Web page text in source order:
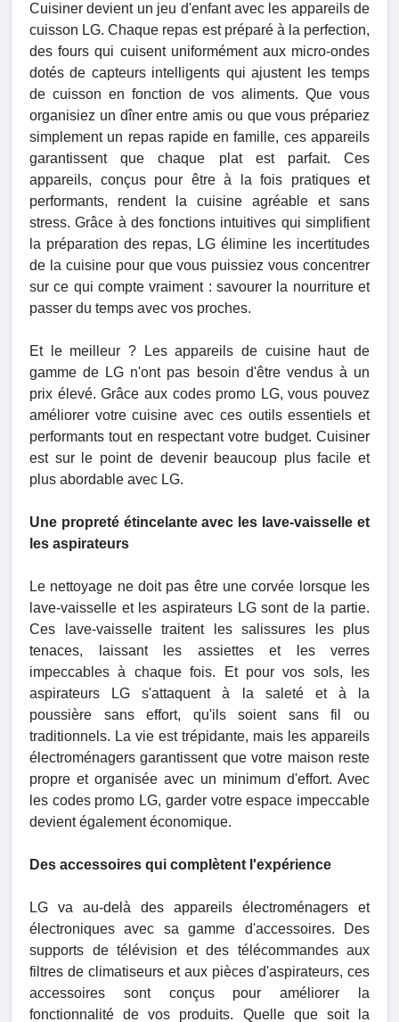
Cuisiner devient un jeu d'enfant avec les appareils de
cuisson LG. Chaque repas est préparé à la perfection,
des fours qui cuisent uniformément aux micro-ondes
dotés de capteurs intelligents qui ajustent les temps
de cuisson en fonction de vos aliments. Que vous
organisiez un dîner entre amis ou que vous prépariez
simplement un repas rapide en famille, ces appareils
garantissent que chaque plat est parfait. Ces
appareils, conçus pour être à la fois pratiques et
performants, rendent la cuisine agréable et sans
stress. Grâce à des fonctions intuitives qui simplifient
la préparation des repas, LG élimine les incertitudes
de la cuisine pour que vous puissiez vous concentrer
sur ce qui compte vraiment : savourer la nourriture et
passer du temps avec vos proches.
Et le meilleur ? Les appareils de cuisine haut de
gamme de LG n'ont pas besoin d'être vendus à un
prix élevé. Grâce aux codes promo LG, vous pouvez
améliorer votre cuisine avec ces outils essentiels et
performants tout en respectant votre budget. Cuisiner
est sur le point de devenir beaucoup plus facile et
plus abordable avec LG.
Une propreté étincelante avec les lave-vaisselle et
les aspirateurs
Le nettoyage ne doit pas être une corvée lorsque les
lave-vaisselle et les aspirateurs LG sont de la partie.
Ces lave-vaisselle traitent les salissures les plus
tenaces, laissant les assiettes et les verres
impeccables à chaque fois. Et pour vos sols, les
aspirateurs LG s'attaquent à la saleté et à la
poussière sans effort, qu'ils soient sans fil ou
traditionnels. La vie est trépidante, mais les appareils
électroménagers garantissent que votre maison reste
propre et organisée avec un minimum d'effort. Avec
les codes promo LG, garder votre espace impeccable
devient également économique.
Des accessoires qui complètent l'expérience
LG va au-delà des appareils électroménagers et
électroniques avec sa gamme d'accessoires. Des
supports de télévision et des télécommandes aux
filtres de climatiseurs et aux pièces d'aspirateurs, ces
accessoires sont conçus pour améliorer la
fonctionnalité de vos produits. Quelle que soit la